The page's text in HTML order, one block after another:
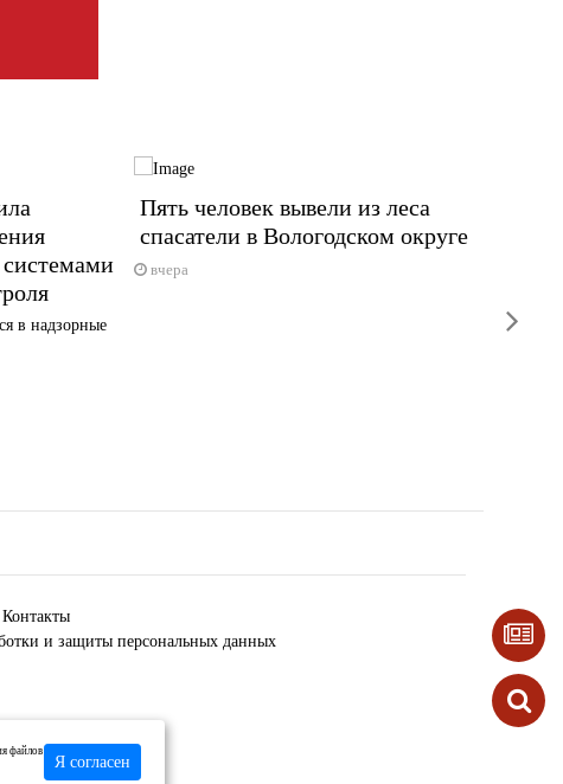
в надзорные
Пять человек вывели из леса
спасатели в Вологодском округе
вчера
Контакты
и защиты персональных данных
файлов
Я согласен